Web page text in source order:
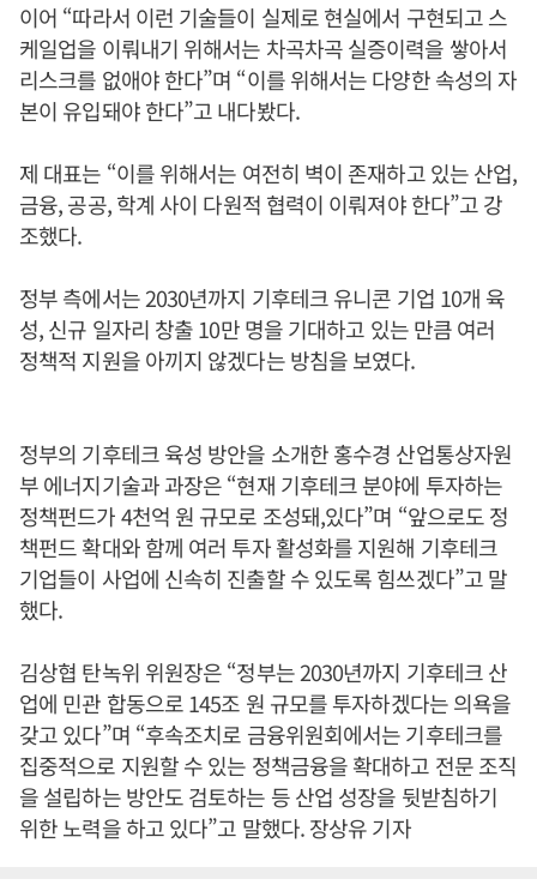
이어 “따라서 이런 기술들이 실제로 현실에서 구현되고 스
케일업을 이뤄내기 위해서는 차곡차곡 실증이력을 쌓아서
리스크를 없애야 한다”며 “이를 위해서는 다양한 속성의 자
본이 유입돼야 한다”고 내다봤다.
제 대표는 “이를 위해서는 여전히 벽이 존재하고 있는 산업,
금융, 공공, 학계 사이 다원적 협력이 이뤄져야 한다”고 강
조했다.
정부 측에서는 2030년까지 기후테크 유니콘 기업 10개 육
성, 신규 일자리 창출 10만 명을 기대하고 있는 만큼 여러
정책적 지원을 아끼지 않겠다는 방침을 보였다.
정부의 기후테크 육성 방안을 소개한 홍수경 산업통상자원
부 에너지기술과 과장은 “현재 기후테크 분야에 투자하는
정책펀드가 4천억 원 규모로 조성돼,있다”며 “앞으로도 정
책펀드 확대와 함께 여러 투자 활성화를 지원해 기후테크
기업들이 사업에 신속히 진출할 수 있도록 힘쓰겠다”고 말
했다.
김상협 탄녹위 위원장은 “정부는 2030년까지 기후테크 산
업에 민관 합동으로 145조 원 규모를 투자하겠다는 의욕을
갖고 있다”며 “후속조치로 금융위원회에서는 기후테크를
집중적으로 지원할 수 있는 정책금융을 확대하고 전문 조직
을 설립하는 방안도 검토하는 등 산업 성장을 뒷받침하기
위한 노력을 하고 있다”고 말했다. 장상유 기자